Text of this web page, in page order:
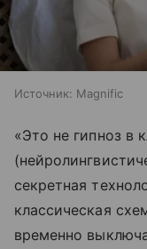
Источник: Magnific
«Это не гипноз в
секретная
классическая
временно